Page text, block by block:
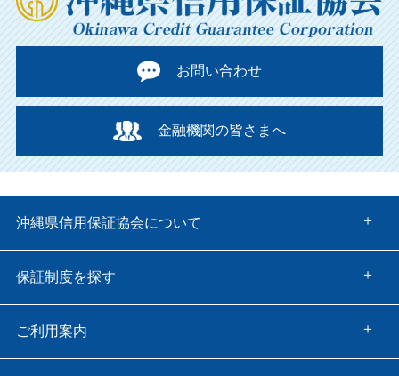
お問い合わせ
金融機関の皆さまへ
沖縄県信用保証協会について
保証制度を探す
ご利用案内